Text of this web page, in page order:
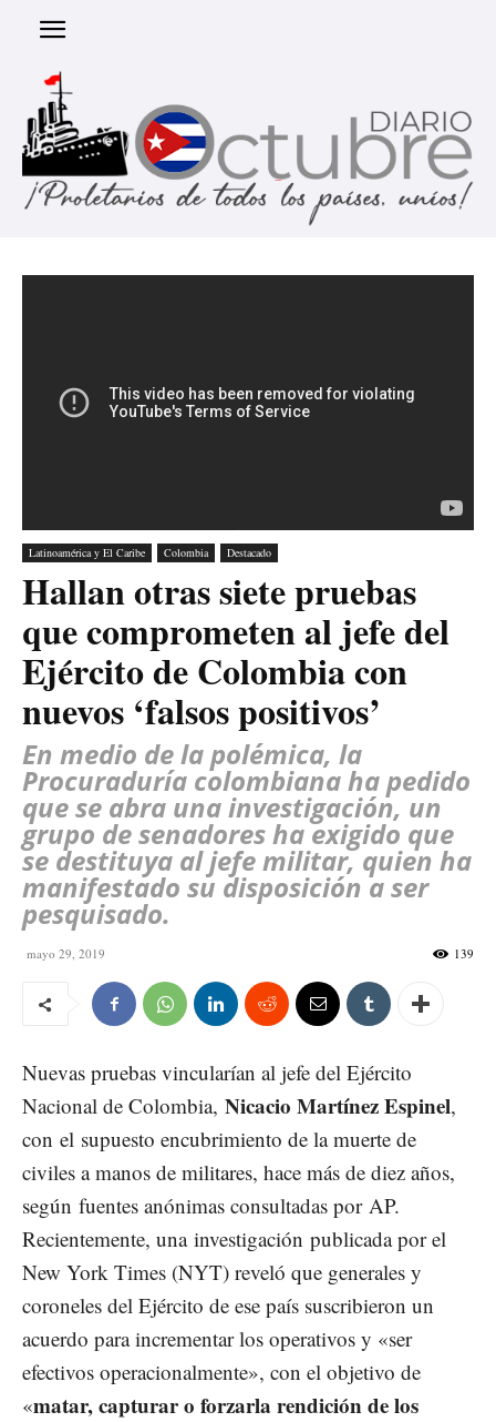
Latinoamérica y El Caribe Colombia Destacado
Hallan otras siete pruebas
que comprometen al jefe del
Ejército de Colombia con
nuevos ‘falsos positivos’
En medio de la polémica, la
Procuraduría colombiana ha pedido
que se abra una investigación, un
grupo de senadores ha exigido que
se destituya al jefe militar, quien ha
manifestado su disposición a ser
pesquisado.
mayo 29, 2019 139
Nuevas pruebas vincularían al jefe del Ejército
Nacional de Colombia, Nicacio Martínez Espinel,
con el supuesto encubrimiento de la muerte de
civiles a manos de militares, hace más de diez años,
según fuentes anónimas consultadas por AP.
Recientemente, una investigación publicada por el
New York Times (NYT) reveló que generales y
coroneles del Ejército de ese país suscribieron un
acuerdo para incrementar los operativos y «ser
efectivos operacionalmente», con el objetivo de
«matar, capturar o forzarla rendición de los